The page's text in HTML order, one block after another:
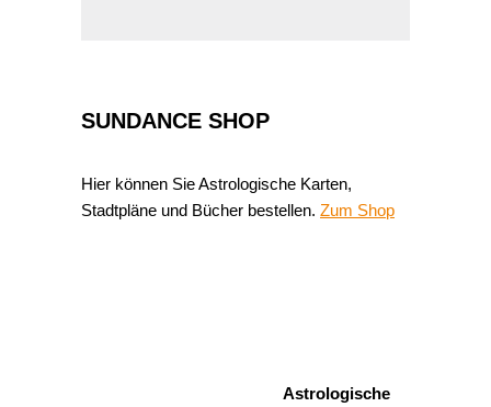
SUNDANCE SHOP
Hier können Sie Astrologische Karten,
Stadtpläne und Bücher bestellen. Zum Shop
Astrologische